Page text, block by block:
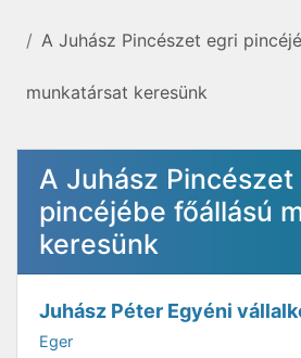
A Juhász Pincészet egri
munkatársat keresünk
A Juhász Pincészet
pincéjébe főállású
keresünk
Juhász Péter Egyéni
Eger